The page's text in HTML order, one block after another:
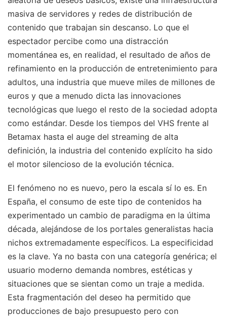
masiva de servidores y redes de distribución de
contenido que trabajan sin descanso. Lo que el
espectador percibe como una distracción
momentánea es, en realidad, el resultado de años de
refinamiento en la producción de entretenimiento para
adultos, una industria que mueve miles de millones de
euros y que a menudo dicta las innovaciones
tecnológicas que luego el resto de la sociedad adopta
como estándar. Desde los tiempos del VHS frente al
Betamax hasta el auge del streaming de alta
definición, la industria del contenido explícito ha sido
el motor silencioso de la evolución técnica.
El fenómeno no es nuevo, pero la escala sí lo es. En
España, el consumo de este tipo de contenidos ha
experimentado un cambio de paradigma en la última
década, alejándose de los portales generalistas hacia
nichos extremadamente específicos. La especificidad
es la clave. Ya no basta con una categoría genérica; el
usuario moderno demanda nombres, estéticas y
situaciones que se sientan como un traje a medida.
Esta fragmentación del deseo ha permitido que
producciones de bajo presupuesto pero con